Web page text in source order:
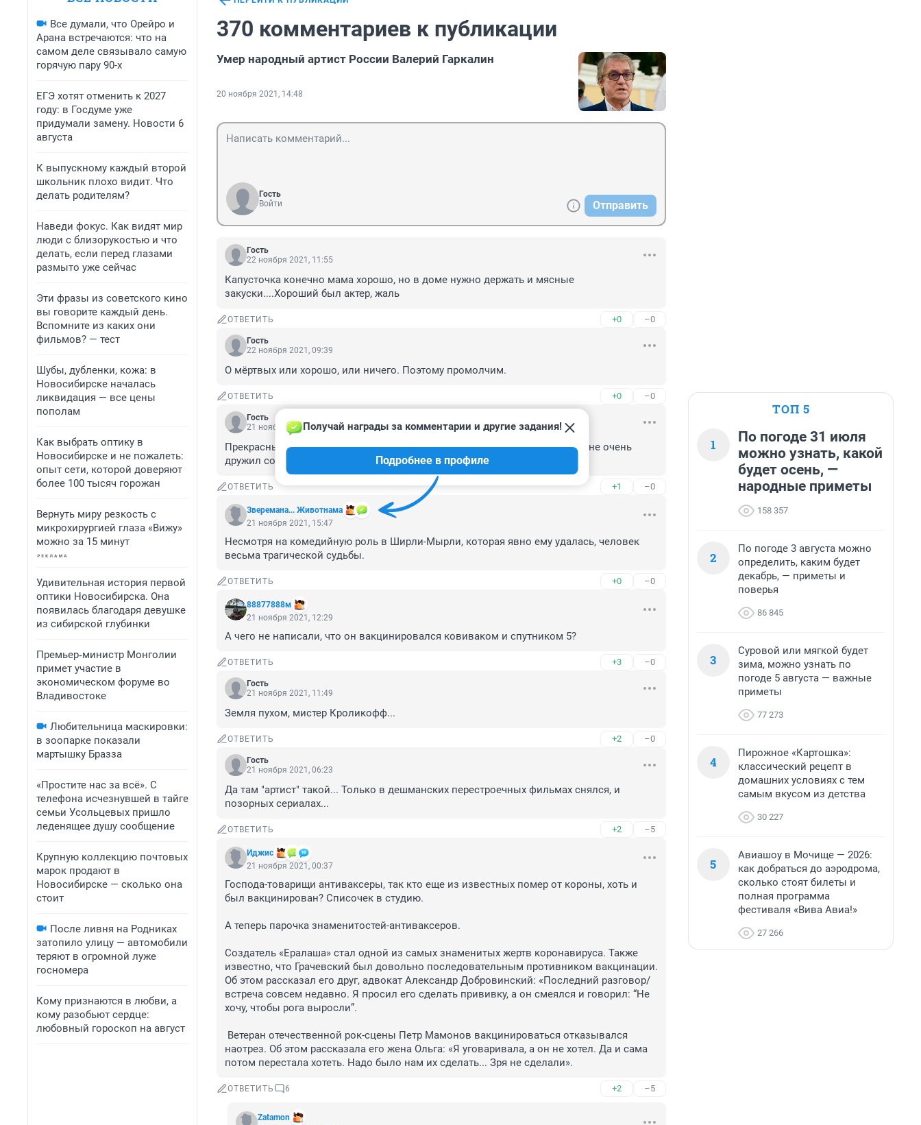
Все думали, что Орейро и
Арана встречаются: что на
самом деле связывало самую
горячую пару 90-х
ЕГЭ хотят отменить к 2027
году: в Госдуме уже
придумали замену. Новости 6
августа
К выпускному каждый второй
школьник плохо видит. Что
делать родителям?
Наведи фокус. Как видят мир
люди с близорукостью и что
делать, если перед глазами
размыто уже сейчас
Эти фразы из советского кино
вы говорите каждый день.
Вспомните из каких они
фильмов? — тест
Шубы, дубленки, кожа: в
Новосибирске началась
ликвидация — все цены
пополам
Как выбрать оптику в
Новосибирске и не пожалеть:
опыт сети, которой доверяют
более 100 тысяч горожан
Вернуть миру резкость с
микрохирургией глаза «Вижу»
можно за 15 минут
Удивительная история первой
оптики Новосибирска. Она
появилась благодаря девушке
из сибирской глубинки
Премьер‑министр Монголии
примет участие в
экономическом форуме во
Владивостоке
Любительница маскировки:
в зоопарке показали
мартышку Бразза
«Простите нас за всё». С
телефона исчезнувшей в тайге
семьи Усольцевых пришло
леденящее душу сообщение
Крупную коллекцию почтовых
марок продают в
Новосибирске — сколько она
стоит
После ливня на Родниках
затопило улицу — автомобили
теряют в огромной луже
госномера
Кому признаются в любви, а
кому разобьют сердце:
любовный гороскоп на август
370 комментариев к публикации
Умер народный артист России Валерий Гаркалин
20 ноября 2021, 14:48
Гость
Войти
Отправить
Гость
22 ноября 2021, 11:55
Капусточка конечно мама хорошо, но в доме нужно держать и мясные
закуски....Хороший был актер, жаль
ОТВЕТИТЬ +0 –0
Гость
22 ноября 2021, 09:39
О мёртвых или хорошо, или ничего. Поэтому промолчим.
ОТВЕТИТЬ +0 –0
Гость
21 ноября 2021, 20:31
Прекрасный артист,один из самых любимых и талантливых ,жаль только не очень
дружил со спортом и не закалялся ,царство небесное и светлая память .
ОТВЕТИТЬ +1 –0
Зверемана... Животнама
Получай награды за комментарии и другие задания!
Подробнее в профиле
21 ноября 2021, 15:47
Несмотря на комедийную роль в Ширли-Мырли, которая явно ему удалась, человек
весьма трагической судьбы.
ОТВЕТИТЬ +0 –0
88877888м
21 ноября 2021, 12:29
А чего не написали, что он вакцинировался ковиваком и спутником 5?
ОТВЕТИТЬ +3 –0
Гость
21 ноября 2021, 11:49
Земля пухом, мистер Кроликофф...
ОТВЕТИТЬ +2 –0
Гость
21 ноября 2021, 06:23
Да там "артист" такой... Только в дешманских перестроечных фильмах снялся, и
позорных сериалах...
ОТВЕТИТЬ +2 –5
Иджис
21 ноября 2021, 00:37
Господа-товарищи антиваксеры, так кто еще из известных помер от короны, хоть и
был вакцинирован? Списочек в студию.
А теперь парочка знаменитостей-антиваксеров.
Создатель «Ералаша» стал одной из самых знаменитых жертв коронавируса. Также
известно, что Грачевский был довольно последовательным противником вакцинации.
Об этом рассказал его друг, адвокат Александр Добровинский: «Последний разговор/
встреча совсем недавно. Я просил его сделать прививку, а он смеялся и говорил: “Не
хочу, чтобы рога выросли”.
наотрез. Об этом рассказала его жена Ольга: «Я уговаривала, а он не хотел. Да и сама
потом перестала хотеть. Надо было нам их сделать... Зря не сделали».
ОТВЕТИТЬ 6 +2 –5
Zatamon
ТОП 5
1
По погоде 31 июля
можно узнать, какой
будет осень, —
народные приметы
158 357
2
По погоде 3 августа можно
определить, каким будет
декабрь, — приметы и
поверья
86 845
3
Суровой или мягкой будет
зима, можно узнать по
погоде 5 августа — важные
приметы
77 273
4
Пирожное «Картошка»:
классический рецепт в
домашних условиях с тем
самым вкусом из детства
30 227
5
Авиашоу в Мочище — 2026:
как добраться до аэродрома,
сколько стоят билеты и
полная программа
фестиваля «Вива Авиа!»
27 266